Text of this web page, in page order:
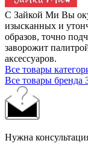
С Зайкой Ми Вы
изысканных и
образов, точно
заворожит
аксессуаров.
Все товары
Все товары бренда
Нужна